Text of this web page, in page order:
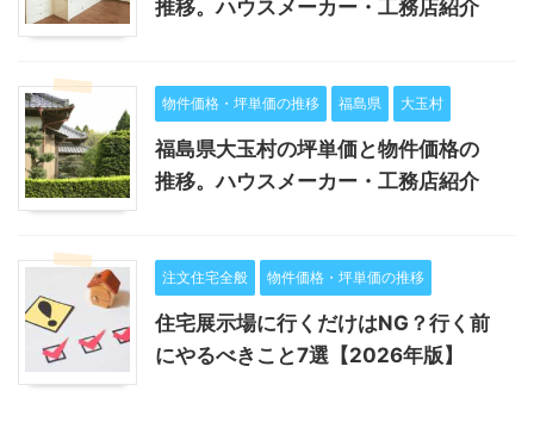
推移。ハウスメーカー・工務店紹介
物件価格・坪単価の推移 福島県 大玉村
福島県大玉村の坪単価と物件価格の
推移。ハウスメーカー・工務店紹介
注文住宅全般 物件価格・坪単価の推移
住宅展示場に行くだけはNG？行く前
にやるべきこと7選【2026年版】